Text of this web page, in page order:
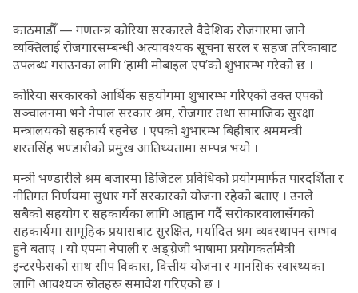
काठमाडौँ — गणतन्त्र कोरिया सरकारले वैदेशिक रोजगारमा जाने
व्यक्तिलाई रोजगारसम्बन्धी अत्यावश्यक सूचना सरल र सहज तरिकाबाट
उपलब्ध गराउनका लागि ‘हामी मोबाइल एप’को शुभारम्भ गरेको छ ।
कोरिया सरकारको आर्थिक सहयोगमा शुभारम्भ गरिएको उक्त एपको
सञ्चालनमा भने नेपाल सरकार श्रम, रोजगार तथा सामाजिक सुरक्षा
मन्त्रालयको सहकार्य रहनेछ । एपको शुभारम्भ बिहीबार श्रममन्त्री
शरतसिंह भण्डारीको प्रमुख आतिथ्यतामा सम्पन्न भयो ।
मन्त्री भण्डारीले श्रम बजारमा डिजिटल प्रविधिको प्रयोगमार्फत पारदर्शिता र
नीतिगत निर्णयमा सुधार गर्ने सरकारको योजना रहेको बताए । उनले
सबैको सहयोग र सहकार्यका लागि आह्वान गर्दै सरोकारवालासँगको
सहकार्यमा सामूहिक प्रयासबाट सुरक्षित, मर्यादित श्रम व्यवस्थापन सम्भव
हुने बताए । यो एपमा नेपाली र अङ्ग्रेजी भाषामा प्रयोगकर्तामैत्री
इन्टरफेसको साथ सीप विकास, वित्तीय योजना र मानसिक स्वास्थ्यका
लागि आवश्यक स्रोतहरू समावेश गरिएको छ ।